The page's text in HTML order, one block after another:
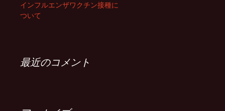
インフルエンザワクチン接種に
ついて
最近のコメント